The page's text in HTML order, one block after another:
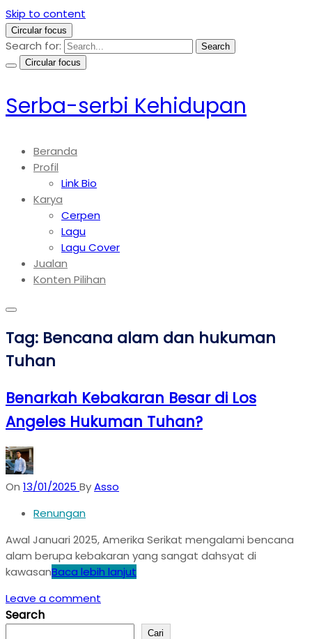
Skip to content
Circular focus
Search for:
Search
Circular focus
Serba-serbi Kehidupan
Beranda
Profil
Link Bio
Karya
Cerpen
Lagu
Lagu Cover
Jualan
Konten Pilihan
Tag: Bencana alam dan hukuman
Tuhan
Benarkah Kebakaran Besar di Los
Angeles Hukuman Tuhan?
On 13/01/2025 ByAsso
Renungan
Awal Januari 2025, Amerika Serikat mengalami bencana
alam berupa kebakaran yang sangat dahsyat di
kawasanBaca lebih lanjut
Leave a comment
Search
Cari